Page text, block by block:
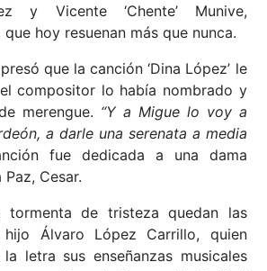
y Vicente ‘Chente’ Munive,
hoy resuenan más que nunca.
que la canción ‘Dina López’ le
compositor lo había nombrado y
merengue. “Y a Migue lo voy a
a darle una serenata a media
fue dedicada a una dama
Cesar.
de tristeza quedan las
Álvaro López Carrillo, quien
letra sus enseñanzas musicales